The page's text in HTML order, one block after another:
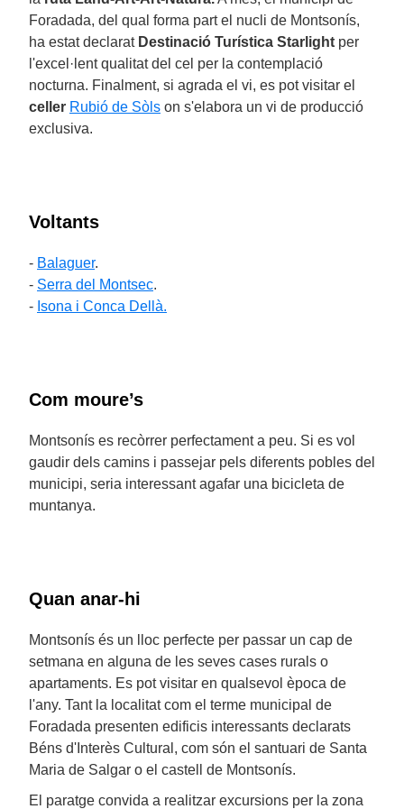
Foradada, del qual forma part el nucli de Montsonís,
ha estat declarat Destinació Turística Starlight per
l'excel·lent qualitat del cel per la contemplació
nocturna. Finalment, si agrada el vi, es pot visitar el
celler Rubió de Sòls on s'elabora un vi de producció
exclusiva.
Voltants
- Balaguer.
- Serra del Montsec.
- Isona i Conca Dellà.
Com moure’s
Montsonís es recòrrer perfectament a peu. Si es vol
gaudir dels camins i passejar pels diferents pobles del
municipi, seria interessant agafar una bicicleta de
muntanya.
Quan anar-hi
Montsonís és un lloc perfecte per passar un cap de
setmana en alguna de les seves cases rurals o
apartaments. Es pot visitar en qualsevol època de
l'any. Tant la localitat com el terme municipal de
Foradada presenten edificis interessants declarats
Béns d'Interès Cultural, com són el santuari de Santa
Maria de Salgar o el castell de Montsonís.
El paratge convida a realitzar excursions per la zona